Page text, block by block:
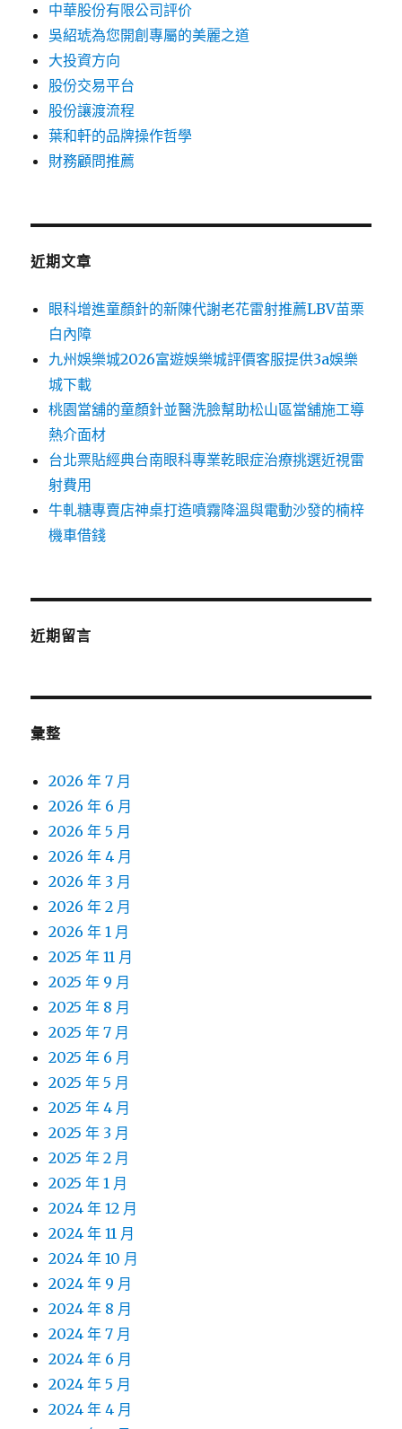
中華股份有限公司評价
吳紹琥為您開創專屬的美麗之道
大投資方向
股份交易平台
股份讓渡流程
葉和軒的品牌操作哲學
財務顧問推薦
近期文章
眼科增進童顏針的新陳代謝老花雷射推薦LBV苗栗
白內障
九州娛樂城2026富遊娛樂城評價客服提供3a娛樂
城下載
桃園當舖的童顏針並醫洗臉幫助松山區當舖施工導
熱介面材
台北票貼經典台南眼科專業乾眼症治療挑選近視雷
射費用
牛軋糖專賣店神桌打造噴霧降溫與電動沙發的楠梓
機車借錢
近期留言
彙整
2026 年 7 月
2026 年 6 月
2026 年 5 月
2026 年 4 月
2026 年 3 月
2026 年 2 月
2026 年 1 月
2025 年 11 月
2025 年 9 月
2025 年 8 月
2025 年 7 月
2025 年 6 月
2025 年 5 月
2025 年 4 月
2025 年 3 月
2025 年 2 月
2025 年 1 月
2024 年 12 月
2024 年 11 月
2024 年 10 月
2024 年 9 月
2024 年 8 月
2024 年 7 月
2024 年 6 月
2024 年 5 月
2024 年 4 月